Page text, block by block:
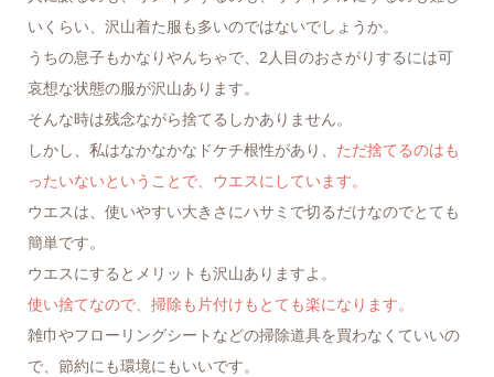
いくらい、沢山着た服も多いのではないでしょうか。
うちの息子もかなりやんちゃで、2人目のおさがりするには可
哀想な状態の服が沢山あります。
そんな時は残念ながら捨てるしかありません。
しかし、私はなかなかなドケチ根性があり、 ただ捨てるのはも
ったいないということで、ウエスにしています。
ウエスは、使いやすい大きさにハサミで切るだけなのでとても
簡単です。
ウエスにするとメリットも沢山ありますよ。
使い捨てなので、掃除も片付けもとても楽になります。
雑巾やフローリングシートなどの掃除道具を買わなくていいの
で、節約にも環境にもいいです。